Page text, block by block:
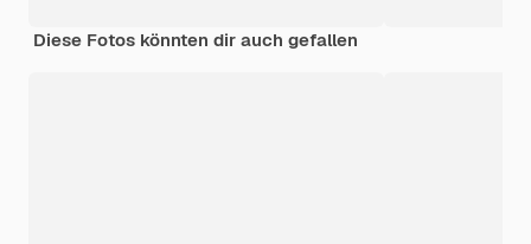
Diese Fotos könnten dir auch gefallen